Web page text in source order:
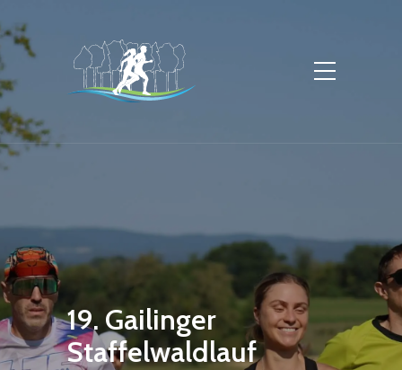
19. Gailinger
Staffelwaldlauf